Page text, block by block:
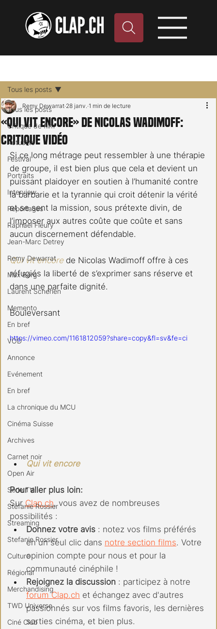
Tous les posts
Critique de film
Actualité
Festival
Portraits
Interview
Reportages
Raphael Fleury
Jean-Marc Detrey
Remy Dewarrat
Max Borg
Laurent Scherlen
Memento
En bref
VOD
Annonce
Evénement
En bref
La chronique du MCU
Cinéma Suisse
Archives
Carnet noir
Open Air
Série TV
Stéfanie Rossier
Streaming
Stefanie Rossier
Culture
Régional
Merchandising
TWD Universe
Ciné Club
Tous les posts
«Qui vit encore» de Nicolas Wadimoff:
critique vidéo
Remy Dewarrat 28 janv. 1 min de lecture
Si ce long métrage peut ressembler à une thérapie
de groupe, il est bien plus que cela et devient un
puissant plaidoyer en soutien à l’humanité contre
la barbarie et la tyrannie qui croit détenir la vérité
et se sent la mission, sous prétexte divin, de
l’imposer aux autres coûte que coûte et sans
aucun discernement défendable.
Qui vit encore de Nicolas Wadimoff offre à ces
réfugiés la liberté de s’exprimer sans réserve et
dans une parfaite dignité.
Bouleversant
https://vimeo.com/1161812059?share=copy&fl=sv&fe=ci
Qui vit encore
Pour aller plus loin:
Sur Clap.ch, vous avez de nombreuses
possibilités :
Donnez votre avis : notez vos films préférés
en un seul clic dans notre section films. Votre
opinion compte pour nous et pour la
communauté cinéphile !
Rejoignez la discussion : participez à notre
forum Clap.ch et échangez avec d'autres
passionnés sur vos films favoris, les dernières
sorties cinéma, et bien plus.